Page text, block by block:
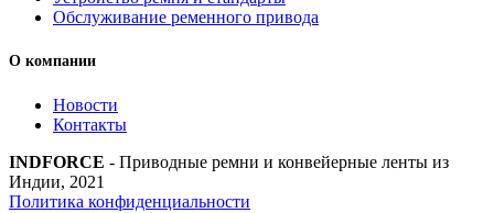
Обслуживание ременного привода
О компании
Новости
Контакты
INDFORCE - Приводные ремни и конвейерные ленты из
Индии, 2021
Политика конфиденциальности